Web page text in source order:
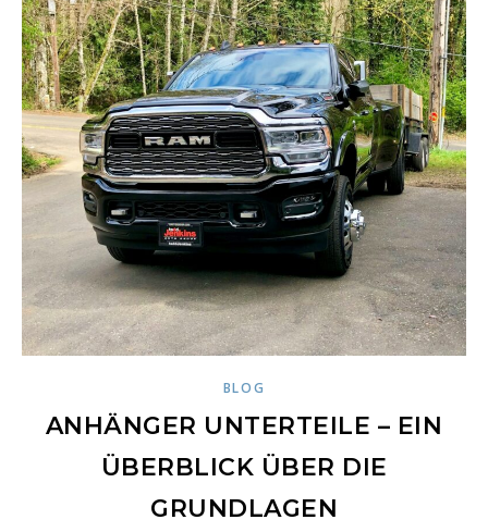
BLOG
ANHÄNGER UNTERTEILE – EIN
ÜBERBLICK ÜBER DIE
GRUNDLAGEN